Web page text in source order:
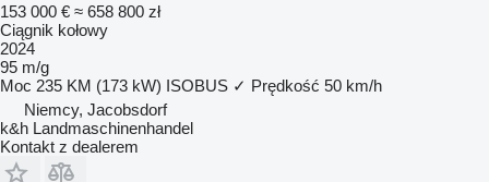
153 000 € ≈ 658 800 zł
Ciągnik kołowy
2024
95 m/g
Moc 235 KM (173 kW) ISOBUS ✓ Prędkość 50 km/h
Niemcy, Jacobsdorf
k&h Landmaschinenhandel
Kontakt z dealerem